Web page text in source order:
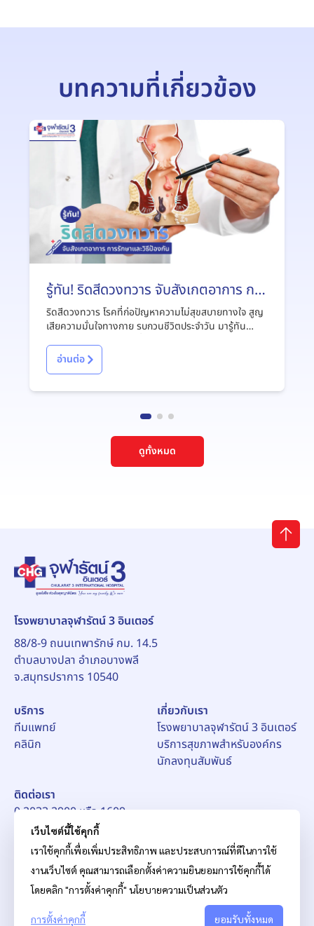
บทความที่เกี่ยวข้อง
รู้ทัน! ริดสีดวงทวาร จับสังเกตอาการ การ
รักษาและวิธีป้องกัน
ริดสีดวงทวาร โรคที่ก่อปัญหาความไม่สุขสบายทางใจ สูญ
เสียความมั่นใจทางกาย รบกวนชีวิตประจำวัน มารู้ทัน
จากบทความนี้
อ่านต่อ
ดูทั้งหมด
โรงพยาบาลจุฬารัตน์ 3 อินเตอร์
88/8-9 ถนนเทพารักษ์ กม. 14.5
ตำบลบางปลา อำเภอบางพลี
จ.สมุทรปราการ 10540
บริการ
ทีมแพทย์
คลินิก
เกี่ยวกับเรา
โรงพยาบาลจุฬารัตน์ 3 อินเตอร์
บริการสุขภาพสำหรับองค์กร
นักลงทุนสัมพันธ์
ติดต่อเรา
0 2033 2900 หรือ 1609
อีเมล์:pr_ch3@chularat.com
© สงวนลิขสิทธิ์ บริษัท โรงพยาบาลจุฬารัตน์ จำกัด (มหาชน)
เว็บไซต์นี้ใช้คุกกี้
เราใช้คุกกี้เพื่อเพิ่มประสิทธิภาพ และประสบการณ์ที่ดีในการใช้
งานเว็บไซต์ คุณสามารถเลือกตั้งค่าความยินยอมการใช้คุกกี้ได้
โดยคลิก "การตั้งค่าคุกกี้" นโยบายความเป็นส่วนตัว
การตั้งค่าคุกกี้ ยอมรับทั้งหมด